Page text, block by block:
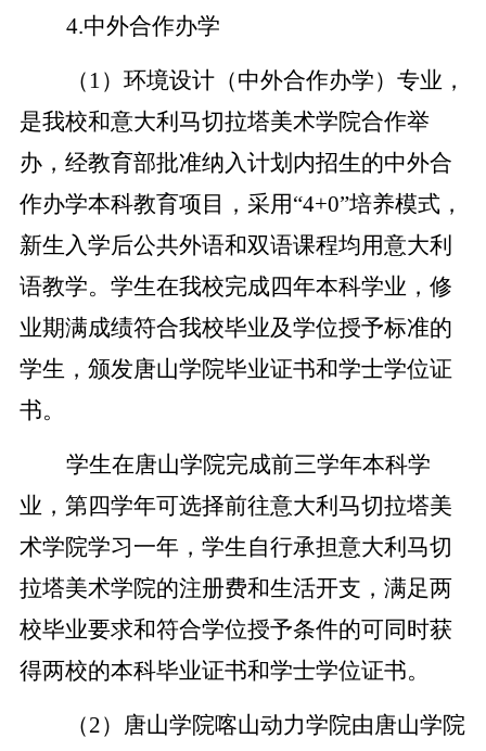
4.中外合作办学
（1）环境设计（中外合作办学）专业，
是我校和意大利马切拉塔美术学院合作举
办，经教育部批准纳入计划内招生的中外合
作办学本科教育项目，采用“4+0”培养模式，
新生入学后公共外语和双语课程均用意大利
语教学。学生在我校完成四年本科学业，修
业期满成绩符合我校毕业及学位授予标准的
学生，颁发唐山学院毕业证书和学士学位证
书。
学生在唐山学院完成前三学年本科学
业，第四学年可选择前往意大利马切拉塔美
术学院学习一年，学生自行承担意大利马切
拉塔美术学院的注册费和生活开支，满足两
校毕业要求和符合学位授予条件的可同时获
得两校的本科毕业证书和学士学位证书。
（2）唐山学院喀山动力学院由唐山学院